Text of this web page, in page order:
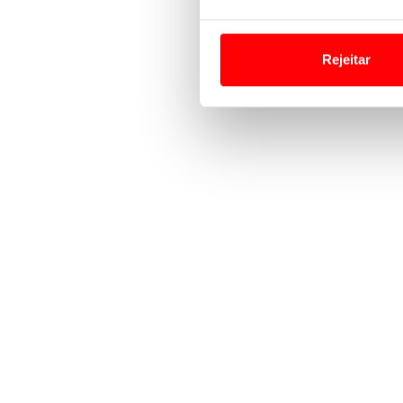
Usamos cookies para
funcionalidades de redes
Rejeitar